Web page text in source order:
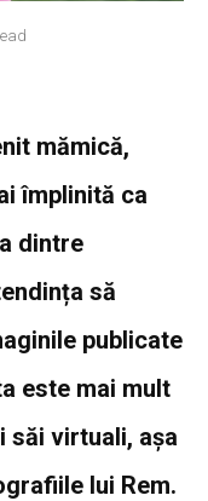
mămică,
împlinită ca
dintre
să
publicate
este mai mult
săi virtuali, așa
lui Rem.